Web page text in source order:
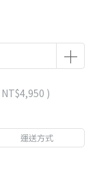
NT$4,950 )
運送方式